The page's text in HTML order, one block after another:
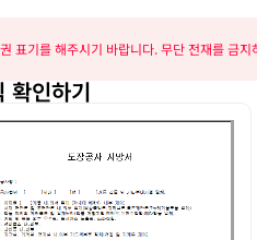
표기를 해주시기 바랍니다. 무단 전재를 금
확인하기